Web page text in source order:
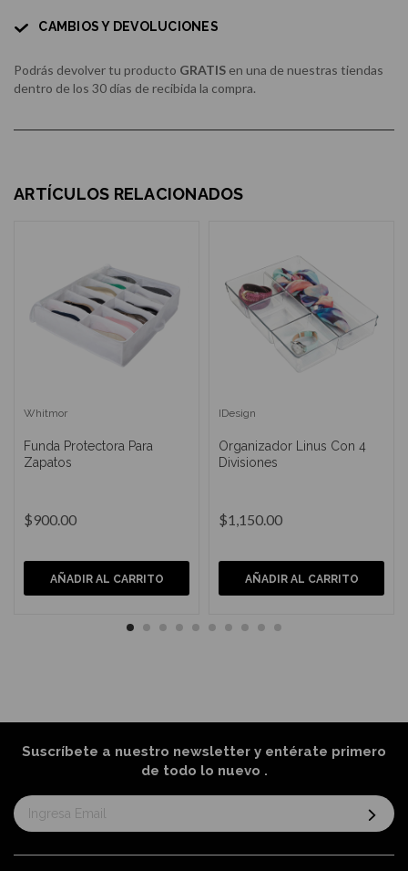
CAMBIOS Y DEVOLUCIONES
Podrás devolver tu producto GRATIS en una de nuestras tiendas
dentro de los 30 días de recibida la compra.
ARTÍCULOS RELACIONADOS
Whitmor
Funda Protectora Para
Zapatos
$900.00
AÑADIR AL CARRITO
IDesign
Organizador Linus Con 4
Divisiones
$1,150.00
AÑADIR AL CARRITO
Suscríbete a nuestro newsletter y entérate primero
de todo lo nuevo .
Suscríbase
al
informativo: